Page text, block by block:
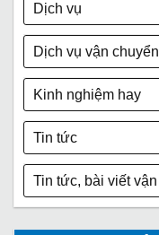
Dịch vụ
Dịch vụ vận
Kinh nghiệm hay
Tin tức
Tin tức, bài viết vận